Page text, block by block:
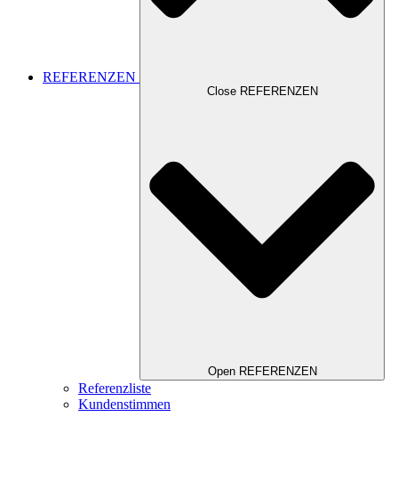
REFERENZEN
Close REFERENZEN
Open REFERENZEN
Referenzliste
Kundenstimmen